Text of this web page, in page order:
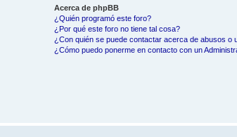
Acerca de phpBB
¿Quién programó este foro?
¿Por qué este foro no tiene tal cosa?
¿Con quién se puede contactar acerca de abusos o
¿Cómo puedo ponerme en contacto con un